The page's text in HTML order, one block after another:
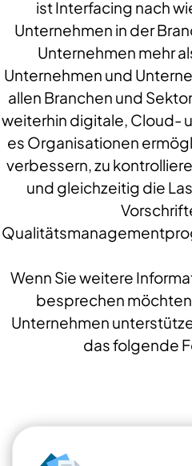
ist Interfacing nach
Unternehmen in der
Unternehmen mehr
Unternehmen und
allen Branchen und
weiterhin digitale, Cloud-
es Organisationen
verbessern, zu
und gleichzeitig die
Wenn Sie weitere
besprechen
Unternehmen
das folgende